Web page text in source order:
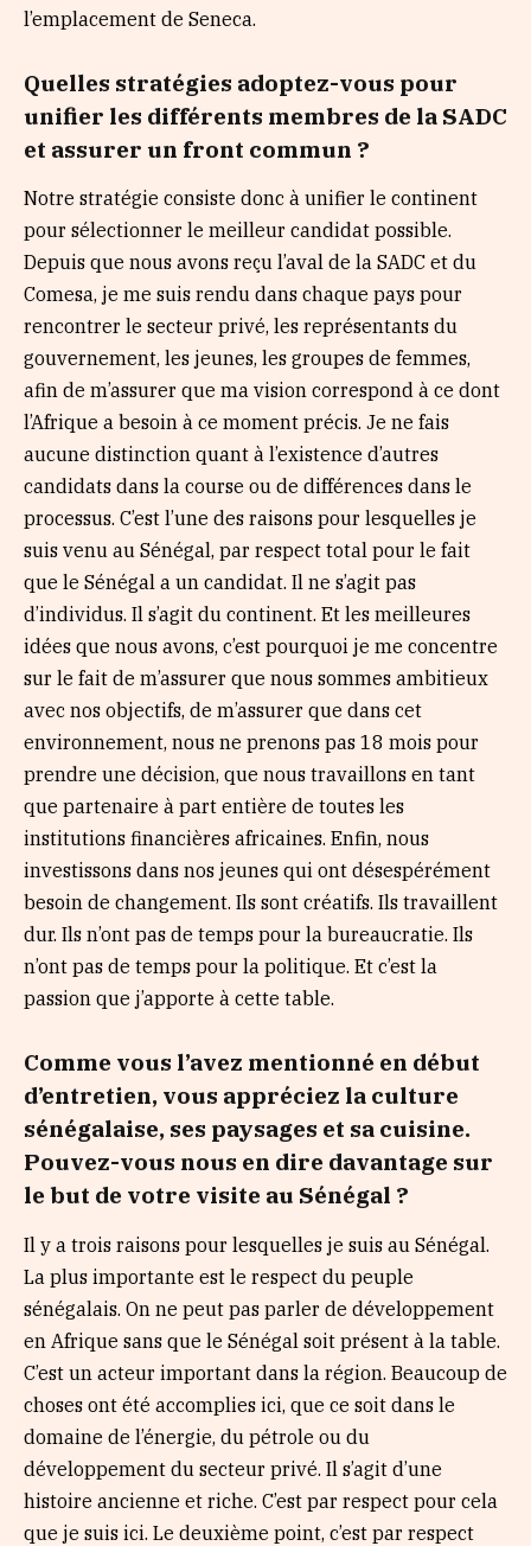
l’emplacement de Seneca.
Quelles stratégies adoptez-vous pour
unifier les différents membres de la SADC
et assurer un front commun ?
Notre stratégie consiste donc à unifier le continent
pour sélectionner le meilleur candidat possible.
Depuis que nous avons reçu l’aval de la SADC et du
Comesa, je me suis rendu dans chaque pays pour
rencontrer le secteur privé, les représentants du
gouvernement, les jeunes, les groupes de femmes,
afin de m’assurer que ma vision correspond à ce dont
l’Afrique a besoin à ce moment précis. Je ne fais
aucune distinction quant à l’existence d’autres
candidats dans la course ou de différences dans le
processus. C’est l’une des raisons pour lesquelles je
suis venu au Sénégal, par respect total pour le fait
que le Sénégal a un candidat. Il ne s’agit pas
d’individus. Il s’agit du continent. Et les meilleures
idées que nous avons, c’est pourquoi je me concentre
sur le fait de m’assurer que nous sommes ambitieux
avec nos objectifs, de m’assurer que dans cet
environnement, nous ne prenons pas 18 mois pour
prendre une décision, que nous travaillons en tant
que partenaire à part entière de toutes les
institutions financières africaines. Enfin, nous
investissons dans nos jeunes qui ont désespérément
besoin de changement. Ils sont créatifs. Ils travaillent
dur. Ils n’ont pas de temps pour la bureaucratie. Ils
n’ont pas de temps pour la politique. Et c’est la
passion que j’apporte à cette table.
Comme vous l’avez mentionné en début
d’entretien, vous appréciez la culture
sénégalaise, ses paysages et sa cuisine.
Pouvez-vous nous en dire davantage sur
le but de votre visite au Sénégal ?
Il y a trois raisons pour lesquelles je suis au Sénégal.
La plus importante est le respect du peuple
sénégalais. On ne peut pas parler de développement
en Afrique sans que le Sénégal soit présent à la table.
C’est un acteur important dans la région. Beaucoup de
choses ont été accomplies ici, que ce soit dans le
domaine de l’énergie, du pétrole ou du
développement du secteur privé. Il s’agit d’une
histoire ancienne et riche. C’est par respect pour cela
que je suis ici. Le deuxième point, c’est par respect